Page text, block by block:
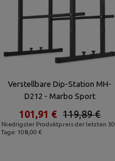
Verstellbare Dip-Station MH-
D212 - Marbo Sport
Niedrigster Produktpreis der letzten 30
Tage: 108,00 €
119,89 €
101,91 €